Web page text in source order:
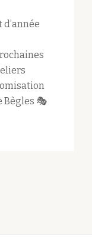
Bègles 🎭